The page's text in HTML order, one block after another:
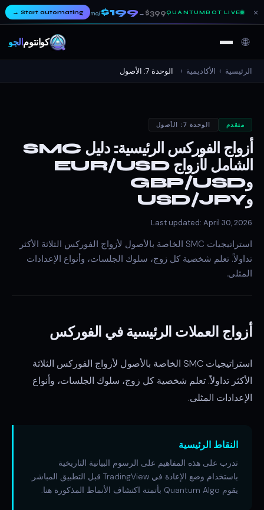
QUANTUMBOT LIVE
$399
→
$199
/mo
Start automating
→ ×
كوانتومألجو 🌐
الرئيسية › الأكاديمية › الوحدة 7: الأصول
متقدم الوحدة 7: الأصول
أزواج الفوركس الرئيسية: دليل SMC
الشامل لأزواج EUR/USD
وGBP/USD
وUSD/JPY
Last updated: April 30, 2026
استراتيجيات SMC الخاصة بالأصول لأزواج الفوركس الثلاثة الأكثر
تداولاً. تعلم شخصية كل زوج، سلوك الجلسات، وأنواع الإعدادات
المثلى.
أزواج العملات الرئيسية في الفوركس
استراتيجيات SMC الخاصة بالأصول لأزواج الفوركس الثلاثة
الأكثر تداولاً. تعلم شخصية كل زوج، سلوك الجلسات، وأنواع
الإعدادات المثلى.
النقاط الرئيسية
تدرب على هذه المفاهيم على الرسوم البيانية التاريخية
باستخدام وضع الإعادة في TradingView قبل التطبيق المباشر.
يقوم Quantum Algo بأتمتة اكتشاف الأنماط المذكورة هنا.